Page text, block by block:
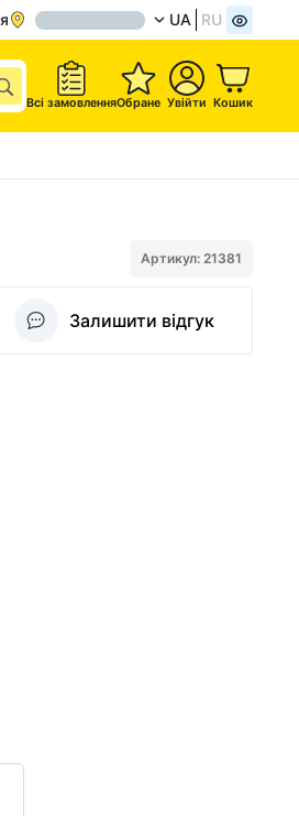
UA RU
Всі замовленняОбране Увійти Кошик
Артикул: 21381
Залишити відгук